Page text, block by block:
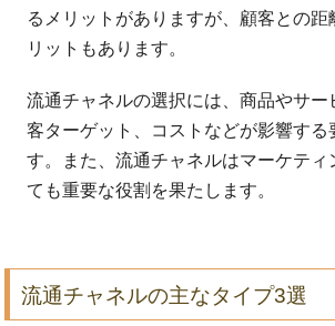
るメリットがありますが、顧客との距
リットもあります。
流通チャネルの選択には、商品やサー
客ターゲット、コストなどが影響する
す。また、流通チャネルはマーケティ
ても重要な役割を果たします。
流通チャネルの主なタイプ3選